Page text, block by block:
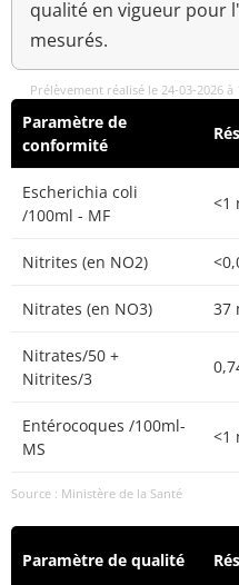
qualité en vigueur pour
mesurés.
Prélèvement réalisé le 24-03-2026 à
Paramètre de
conformité
Escherichia coli
/100ml - MF
<1
Nitrites (en NO2)
Nitrates (en NO3) 37
Nitrates/50 +
Nitrites/3
Entérocoques /100ml-
MS
<1
Source : Ministère de la Santé
Paramètre de qualité